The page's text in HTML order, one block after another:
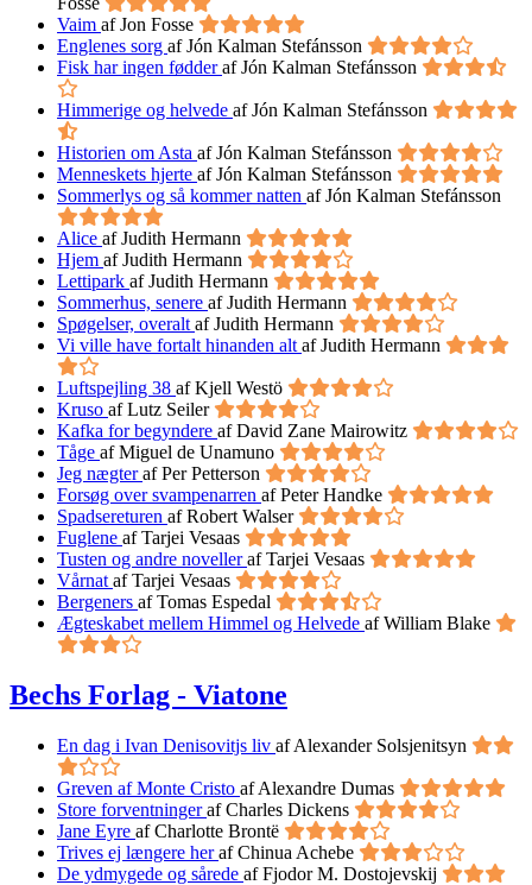
Vaim af Jon Fosse
Englenes sorg af Jón Kalman Stefánsson
Fisk har ingen fødderaf Jón Kalman Stefánsson
Himmerige og helvede af Jón Kalman Stefánsson
Historien om Asta af Jón Kalman Stefánsson
Menneskets hjerte af Jón Kalman Stefánsson
Sommerlys og så kommer natten af Jón Kalman Stefánsson
Alice af Judith Hermann
Hjem af Judith Hermann
Lettipark af Judith Hermann
Sommerhus, senere af Judith Hermann
Spøgelser, overalt af Judith Hermann
Vi ville have fortalt hinanden alt af Judith Hermann
Luftspejling 38 af Kjell Westö
Kruso af Lutz Seiler
Kafka for begyndere af David Zane Mairowitz
Tåge af Miguel de Unamuno
Jeg nægteraf Per Petterson
Forsøg over svampenarren af Peter Handke
Spadsereturen af Robert Walser
Fuglene af Tarjei Vesaas
Tusten og andre novelleraf Tarjei Vesaas
Vårnat af Tarjei Vesaas
Bergeners af Tomas Espedal
Ægteskabet mellem Himmel og Helvede af William Blake
Bechs Forlag - Viatone
En dag i Ivan Denisovitjs liv af Alexander Solsjenitsyn
Greven af Monte Cristo af Alexandre Dumas
Store forventningeraf Charles Dickens
Jane Eyre af Charlotte Brontë
Trives ej længere heraf Chinua Achebe
De ydmygede og sårede af Fjodor M. Dostojevskij